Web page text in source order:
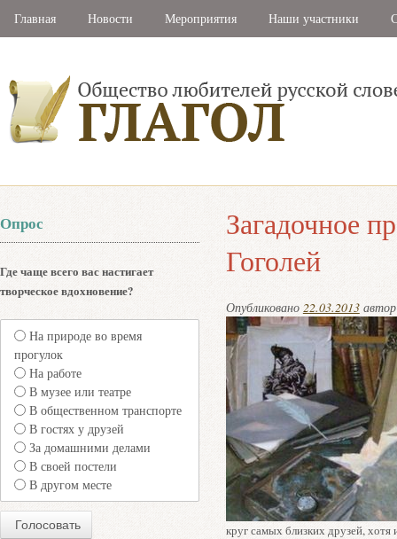
Главная Новости Мероприятия Наши участники
Загадочное
Гоголей
Опубликовано 22.03.2013
круг самых близких друзей, хотя
Опрос
Где чаще всего вас настигает
творческое вдохновение?
На природе во время
прогулок
На работе
В музее или театре
В общественном транспорте
В гостях у друзей
За домашними делами
В своей постели
В другом месте